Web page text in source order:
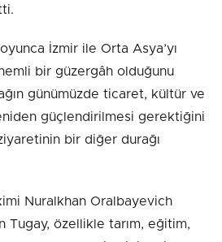
İzmir ile Orta Asya’yı
bir güzergâh olduğunu
günümüzde ticaret, kültür ve
güçlendirilmesi gerektiğini
bir diğer durağı
Nuralkhan Oralbayevich
Tugay, özellikle tarım, eğitim,